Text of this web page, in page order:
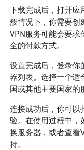
下载完成后，打开应
般情况下，你需要创
VPN服务可能会要求
全的付款方式。
设置完成后，登录你
器列表。选择一个适
国或其他主要国家的
连接成功后，你可以
验。在使用过程中，
换服务器，或者查看
持。